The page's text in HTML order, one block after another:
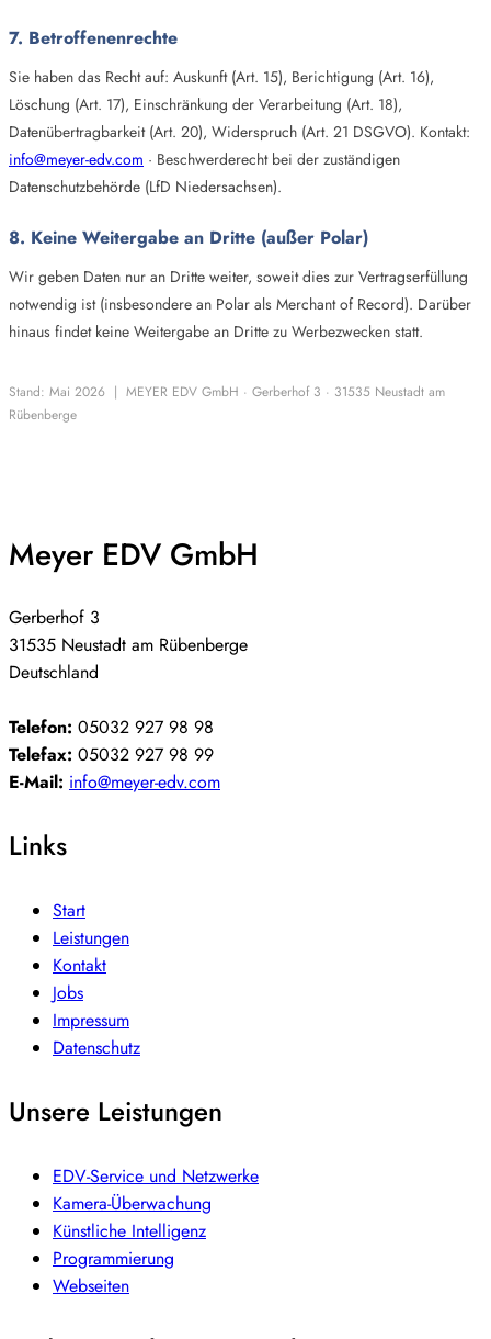
7. Betroffenenrechte
Sie haben das Recht auf: Auskunft (Art. 15), Berichtigung (Art. 16),
Löschung (Art. 17), Einschränkung der Verarbeitung (Art. 18),
Datenübertragbarkeit (Art. 20), Widerspruch (Art. 21 DSGVO). Kontakt:
info@meyer-edv.com · Beschwerderecht bei der zuständigen
Datenschutzbehörde (LfD Niedersachsen).
8. Keine Weitergabe an Dritte (außer Polar)
Wir geben Daten nur an Dritte weiter, soweit dies zur Vertragserfüllung
notwendig ist (insbesondere an Polar als Merchant of Record). Darüber
hinaus findet keine Weitergabe an Dritte zu Werbezwecken statt.
Stand: Mai 2026 | MEYER EDV GmbH · Gerberhof 3 · 31535 Neustadt am
Rübenberge
Meyer EDV GmbH
Gerberhof 3
31535 Neustadt am Rübenberge
Deutschland
Telefon: 05032 927 98 98
Telefax: 05032 927 98 99
E-Mail: info@meyer-edv.com
Links
Start
Leistungen
Kontakt
Jobs
Impressum
Datenschutz
Unsere Leistungen
EDV-Service und Netzwerke
Kamera-Überwachung
Künstliche Intelligenz
Programmierung
Webseiten